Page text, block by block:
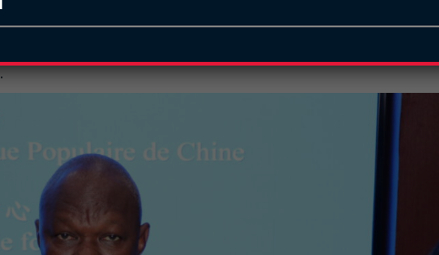
leur enthousiasme quant aux opportunités offertes
des connaissances en communication, le
dans des domaines aussi variés que les